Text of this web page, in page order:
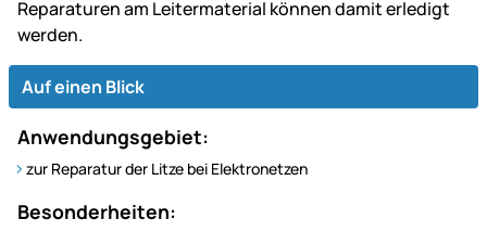
Reparaturen am Leitermaterial können damit erledigt
werden.
Auf einen Blick
Anwendungsgebiet:
zur Reparatur der Litze bei Elektronetzen
Besonderheiten: